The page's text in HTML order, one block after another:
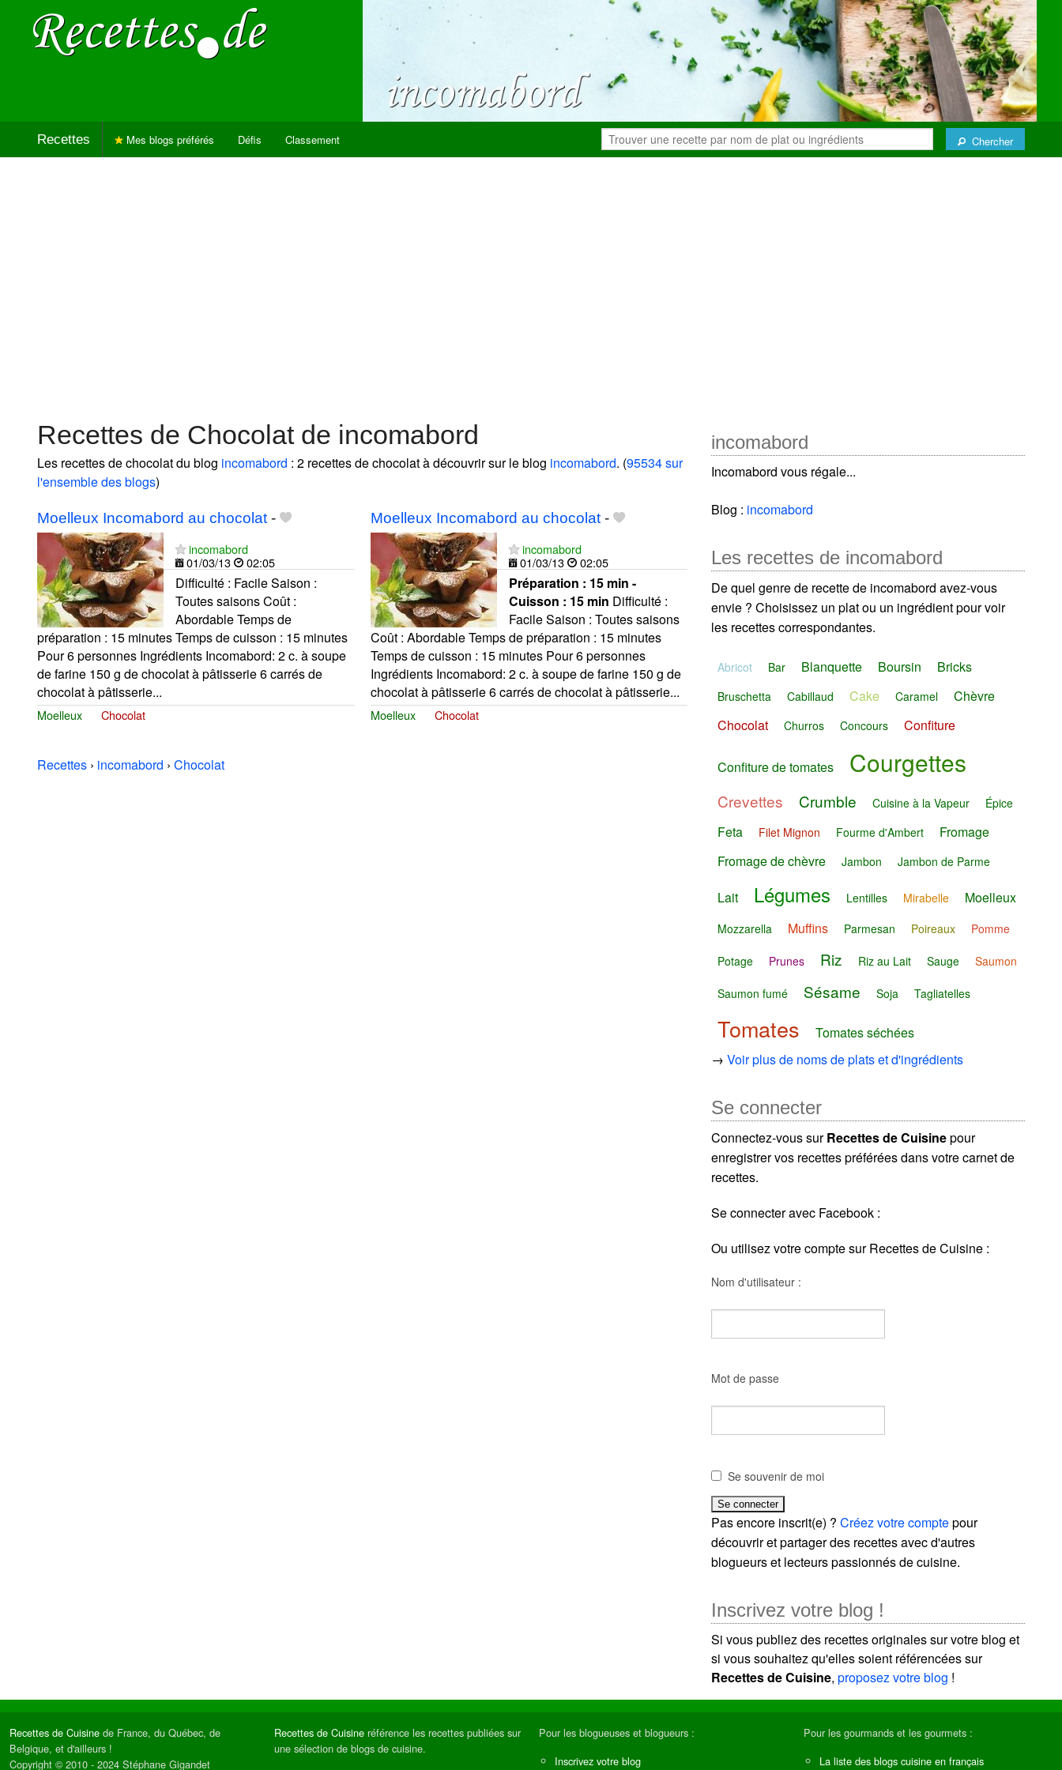
Recettes Chercher
Mes blogs préférés Défis Classement
Recettes de Chocolat de incomabord
Les recettes de chocolat du blog incomabord : 2 recettes de chocolat à découvrir sur le blog incomabord. (95534 sur
l'ensemble des blogs)
Moelleux Incomabord au chocolat -
incomabord
01/03/13
02:05
Difficulté : Facile Saison :
Toutes saisons Coût :
Abordable Temps de
préparation : 15 minutes Temps de cuisson : 15 minutes
Pour 6 personnes Ingrédients Incomabord: 2 c. à soupe
de farine 150 g de chocolat à pâtisserie 6 carrés de
chocolat à pâtisserie...
Moelleux Chocolat
Moelleux Incomabord au chocolat-
incomabord
01/03/13
02:05
Préparation : 15 min -
Cuisson : 15 min Difficulté :
Facile Saison : Toutes saisons
Coût : Abordable Temps de préparation : 15 minutes
Temps de cuisson : 15 minutes Pour 6 personnes
Ingrédients Incomabord: 2 c. à soupe de farine 150 g de
chocolat à pâtisserie 6 carrés de chocolat à pâtisserie...
Moelleux Chocolat
Recettes › incomabord › Chocolat
incomabord
Incomabord vous régale...
Blog : incomabord
Les recettes de incomabord
De quel genre de recette de incomabord avez-vous
envie ? Choisissez un plat ou un ingrédient pour voir
les recettes correspondantes.
Abricot Bar Blanquette Boursin Bricks
Bruschetta Cabillaud Cake Caramel
Chèvre
Chocolat
Churros Concours Confiture
Confiture de tomates Courgettes
Crevettes Crumble Cuisine à la Vapeur Épice
Feta Filet Mignon Fourme d'Ambert
Fromage
Fromage de chèvre
Jambon Jambon de Parme
Lait Légumes Lentilles Mirabelle Moelleux
Mozzarella Muffins Parmesan Poireaux Pomme
Potage Prunes Riz Riz au Lait Sauge Saumon
Saumon fumé Sésame Soja Tagliatelles
Tomates
Tomates séchées
→Voir plus de noms de plats et d'ingrédients
Se connecter
Connectez-vous surRecettes de Cuisinepour
enregistrer vos recettes préférées dans votre carnet de
recettes.
Se connecter avec Facebook :
Ou utilisez votre compte sur Recettes de Cuisine :
Nom d'utilisateur :
Mot de passe
Se souvenir de moi
Pas encore inscrit(e) ?Créez votre comptepour
découvrir et partager des recettes avec d'autres
blogueurs et lecteurs passionnés de cuisine.
Inscrivez votre blog !
Si vous publiez des recettes originales sur votre blog et
si vous souhaitez qu'elles soient référencées sur
Recettes de Cuisine,proposez votre blog !
Recettes de Cuisine de France, du Québec, de
Belgique, et d'ailleurs !
Copyright © 2010 - 2024 Stéphane Gigandet
Recettes de Cuisine référence les recettes publiées sur
une sélection de blogs de cuisine.
Pour les blogueuses et blogueurs :
Inscrivez votre blog
Pour les gourmands et les gourmets :
La liste des blogs cuisine en français